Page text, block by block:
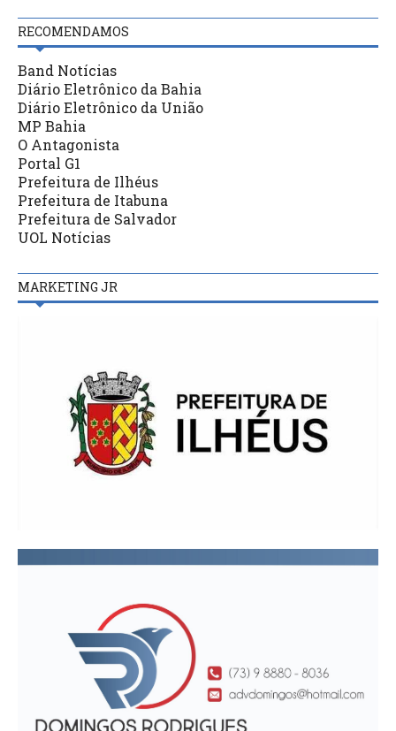
RECOMENDAMOS
Band Notícias
Diário Eletrônico da Bahia
Diário Eletrônico da União
MP Bahia
O Antagonista
Portal G1
Prefeitura de Ilhéus
Prefeitura de Itabuna
Prefeitura de Salvador
UOL Notícias
MARKETING JR